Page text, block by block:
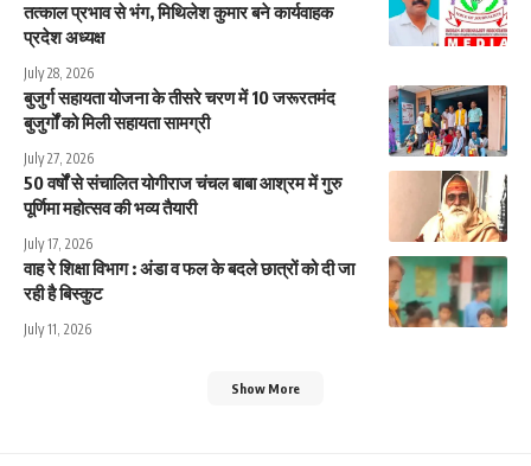
तत्काल प्रभाव से भंग, मिथिलेश कुमार बने कार्यवाहक
प्रदेश अध्यक्ष
July 28, 2026
बुजुर्ग सहायता योजना के तीसरे चरण में 10 जरूरतमंद
बुजुर्गों को मिली सहायता सामग्री
July 27, 2026
50 वर्षों से संचालित योगीराज चंचल बाबा आश्रम में गुरु
पूर्णिमा महोत्सव की भव्य तैयारी
July 17, 2026
वाह रे शिक्षा विभाग : अंडा व फल के बदले छात्रों को दी जा
रही है बिस्कुट
July 11, 2026
Show More